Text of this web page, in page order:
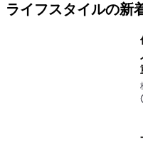
ライフスタイルの新